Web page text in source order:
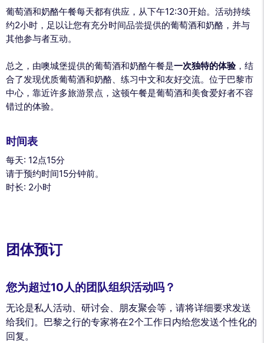
葡萄酒和奶酪午餐每天都有供应，从下午12:30开始。活动持续
约2小时，足以让您有充分时间品尝提供的葡萄酒和奶酪，并与
其他参与者互动。
总之，由噢城堡提供的葡萄酒和奶酪午餐是一次独特的体验，结
合了发现优质葡萄酒和奶酪、练习中文和友好交流。位于巴黎市
中心，靠近许多旅游景点，这顿午餐是葡萄酒和美食爱好者不容
错过的体验。
时间表
每天: 12点15分
请于预约时间15分钟前。
时长: 2小时
团体预订
您为超过10人的团队组织活动吗？
无论是私人活动、研讨会、朋友聚会等，请将详细要求发送
给我们。巴黎之行的专家将在2个工作日内给您发送个性化的
回复。